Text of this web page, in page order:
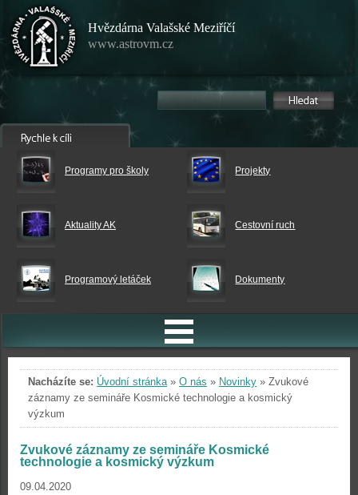
Hvězdárna Valašské Meziříčí
www.astrovm.cz
Programy pro školy Projekty
Aktuality AK Cestovní ruch
Programový letáček Dokumenty
Nacházíte se: Úvodní stránka» O nás » Novinky » Zvukové
záznamy ze semináře Kosmické technologie a kosmický
výzkum
Zvukové záznamy ze semináře Kosmické
technologie a kosmický výzkum
09.04.2020